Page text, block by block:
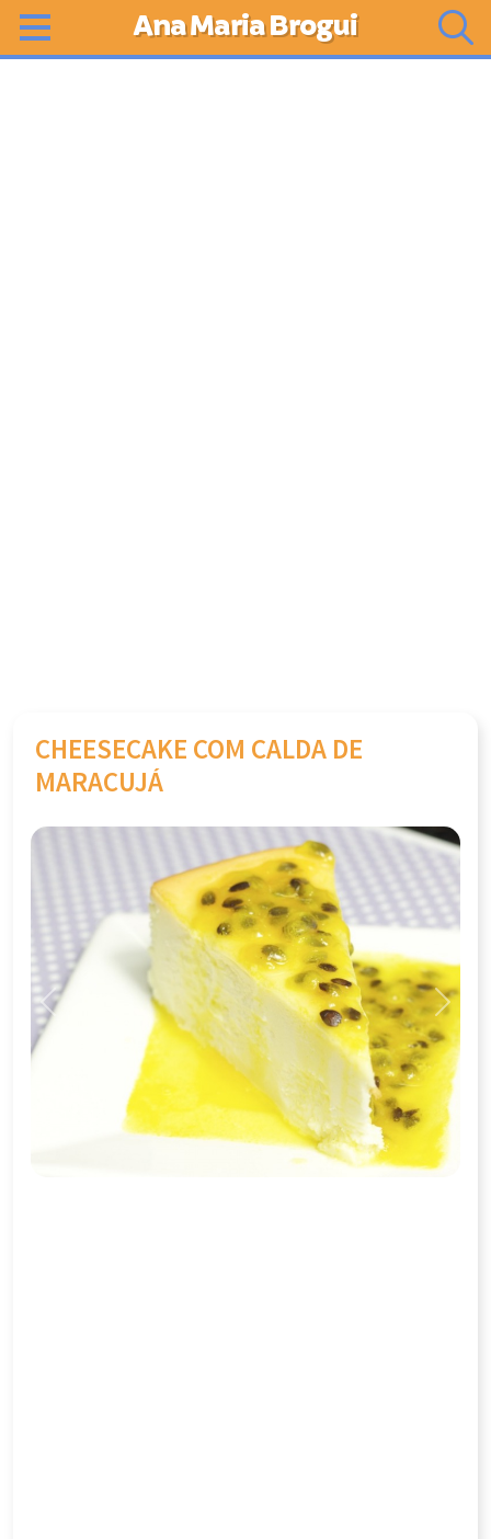
Ana Maria Brogui
CHEESECAKE COM CALDA DE
MARACUJÁ
Previous Next